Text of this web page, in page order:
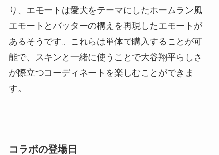
り、エモートは愛犬をテーマにしたホームラン風
エモートとバッターの構えを再現したエモートが
あるそうです。これらは単体で購入することが可
能で、スキンと一緒に使うことで大谷翔平らしさ
が際立つコーディネートを楽しむことができま
す。
コラボの登場日